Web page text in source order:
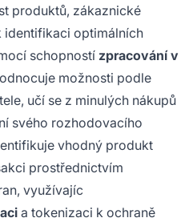
produktů, zákaznické
identifikaci optimálních
schopností zpracování v
možnosti podle
učí se z minulých nákupů
svého rozhodovacího
vhodný produkt
prostřednictvím
využívajíc
a tokenizaci k ochraně